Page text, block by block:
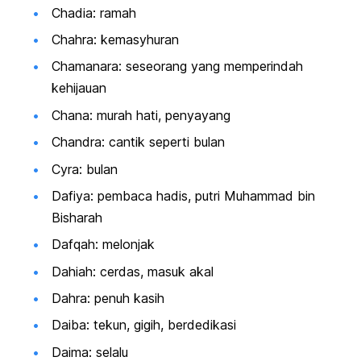
Chadia: ramah
Chahra: kemasyhuran
Chamanara: seseorang yang memperindah
kehijauan
Chana: murah hati, penyayang
Chandra: cantik seperti bulan
Cyra: bulan
Dafiya: pembaca hadis, putri Muhammad bin
Bisharah
Dafqah: melonjak
Dahiah: cerdas, masuk akal
Dahra: penuh kasih
Daiba: tekun, gigih, berdedikasi
Daima: selalu